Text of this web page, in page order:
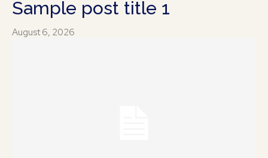
Sample post title 1
August 6, 2026